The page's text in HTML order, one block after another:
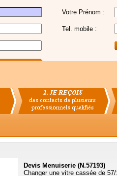
Votre Prénom :
Tel. mobile :
Devis Menuiserie (N.57193)
Changer une vitre cassée de